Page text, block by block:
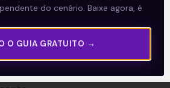
do cenário. Baixe agora, é
O GUIA GRATUITO →